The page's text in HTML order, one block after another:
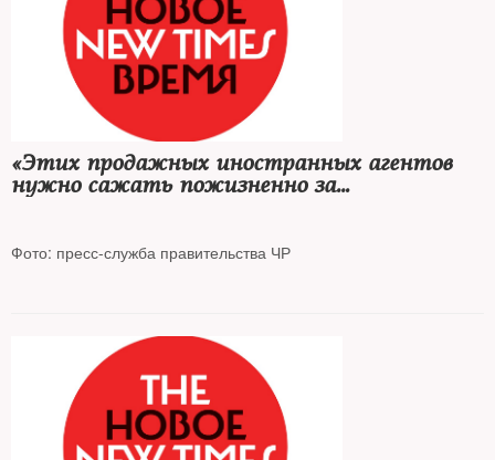
«Этих продажных иностранных агентов
нужно сажать пожизненно за
Фото: пресс-служба правительства ЧР
«присоединить к Чеченской Республике Украину»